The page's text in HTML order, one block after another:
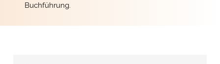
Buchführung.